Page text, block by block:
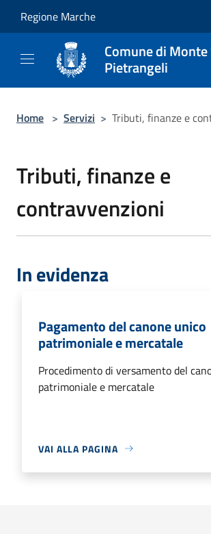
Regione Marche
Comune di Monte
Pietrangeli
Home > Servizi > Tributi, finanze e
Tributi, finanze e
contravvenzioni
In evidenza
Pagamento del canone unico
patrimoniale e mercatale
Procedimento di versamento del
patrimoniale e mercatale
VAI ALLA PAGINA